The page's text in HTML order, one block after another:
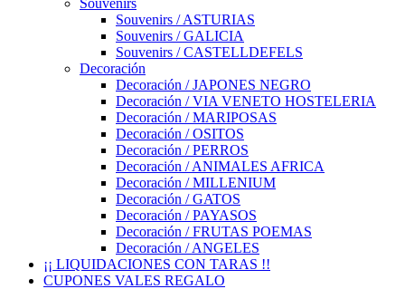
Souvenirs
Souvenirs / ASTURIAS
Souvenirs / GALICIA
Souvenirs / CASTELLDEFELS
Decoración
Decoración / JAPONES NEGRO
Decoración / VIA VENETO HOSTELERIA
Decoración / MARIPOSAS
Decoración / OSITOS
Decoración / PERROS
Decoración / ANIMALES AFRICA
Decoración / MILLENIUM
Decoración / GATOS
Decoración / PAYASOS
Decoración / FRUTAS POEMAS
Decoración / ANGELES
¡¡ LIQUIDACIONES CON TARAS !!
CUPONES VALES REGALO